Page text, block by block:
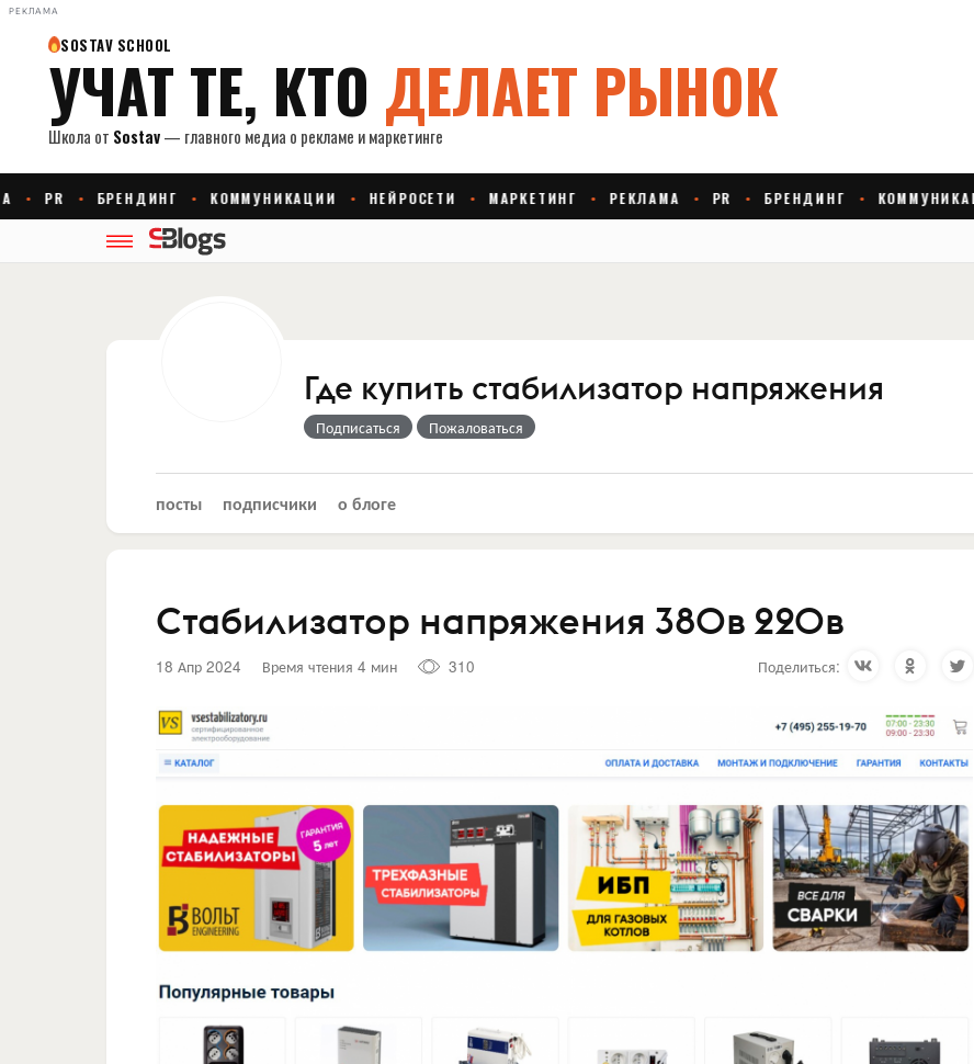
РЕКЛАМА
Где купить стабилизатор напряжения
Подписаться Пожаловаться
посты подписчики о блоге
Стабилизатор напряжения 380в 220в
18 Апр 2024 Время чтения 4 мин 310 Поделиться: